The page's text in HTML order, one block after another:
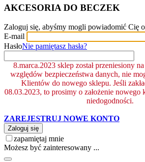
AKCESORIA DO BECZEK
Zaloguj się, abyśmy mogli powiadomić Cię
E-mail
HasłoNie pamiętasz hasła?
8.marca.2023 sklep został przeniesiony
względów bezpieczeństwa danych, nie
Klientów do nowego sklepu. Jeśli
08.03.2023, to prosimy o założenie nowego
niedogodności.
ZAREJESTRUJ NOWE KONTO
Zaloguj się
zapamiętaj mnie
Możesz być zainteresowany ...